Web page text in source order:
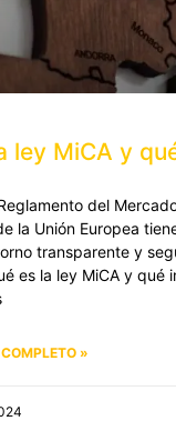
ley MiCA y
del
la Unión Europea
transparente y
es la ley MiCA y qué
»